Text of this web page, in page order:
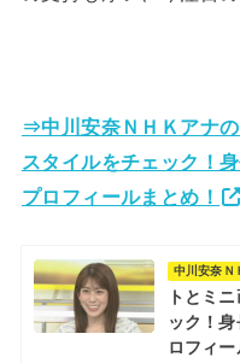
⇒中川安奈ＮＨＫアナ
スタイルをチェック！
プロフィールまとめ！
中川安奈Ｎ
トとミ
ック！
ロフィー